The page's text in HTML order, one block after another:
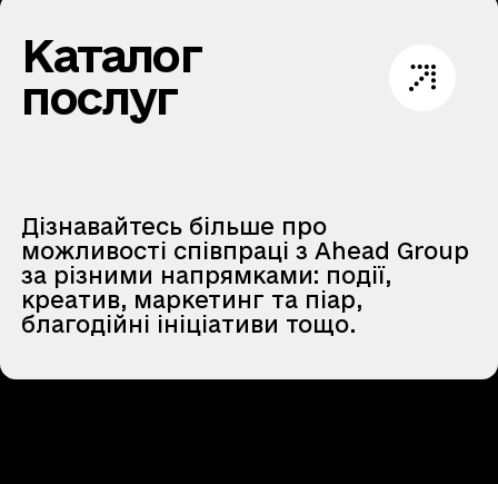
Каталог
послуг
Дізнавайтесь більше про
можливості співпраці з Ahead Group
за різними напрямками: події,
креатив, маркетинг та піар,
благодійні ініціативи тощо.